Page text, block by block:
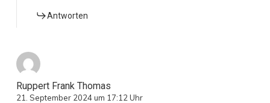
Antworten
Ruppert Frank Thomas
21. September 2024 um 17:12 Uhr